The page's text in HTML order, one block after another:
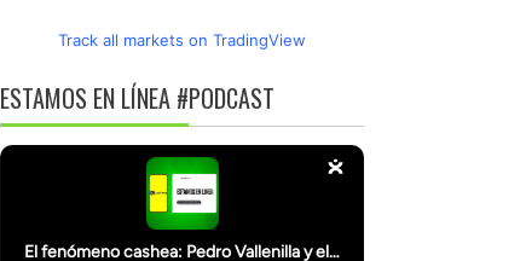
Track all markets on TradingView
ESTAMOS EN LÍNEA #PODCAST